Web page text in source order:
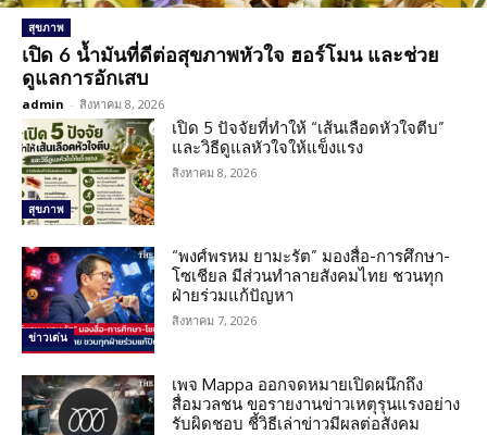
สุขภาพ
เปิด 6 น้ำมันที่ดีต่อสุขภาพหัวใจ ฮอร์โมน และช่วย
ดูแลการอักเสบ
admin - สิงหาคม 8, 2026
สุขภาพ
เปิด 5 ปัจจัยที่ทำให้ “เส้นเลือดหัวใจตีบ”
และวิธีดูแลหัวใจให้แข็งแรง
สิงหาคม 8, 2026
ข่าวเด่น
“พงศ์พรหม ยามะรัต” มองสื่อ-การศึกษา-
โซเชียล มีส่วนทำลายสังคมไทย ชวนทุก
ฝ่ายร่วมแก้ปัญหา
สิงหาคม 7, 2026
เพจ Mappa ออกจดหมายเปิดผนึกถึง
สื่อมวลชน ขอรายงานข่าวเหตุรุนแรงอย่าง
รับผิดชอบ ชี้วิธีเล่าข่าวมีผลต่อสังคม